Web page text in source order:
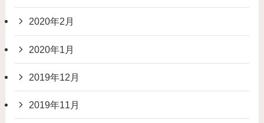
2020年2月
2020年1月
2019年12月
2019年11月